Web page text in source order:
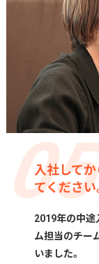
入社して
てください
2019年の中途
ム担当のチー
いました。